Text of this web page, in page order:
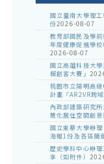
國立臺南大學理
份2026-08-07
教育部國民及學
年度健康促進學
2026-08-07
國立高雄科技大
模創客大賽」
桃園市立陽明高
計畫「AR2VR跨
內政部建築研究
慧化居住空間創
國立東華大學辦
海報1份及各區簡
歷史學科中心辦
享（如附件）